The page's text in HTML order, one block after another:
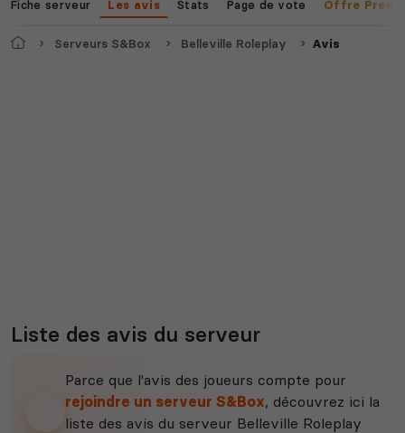
Fiche serveur Les avis Stats Page de vote Offre
AccueilServeurs S&Box Belleville Roleplay Avis
Liste des avis du serveur
Parce que l'avis des joueurs compte pour
rejoindre un serveur S&Box, découvrez ici la
liste des avis du serveur Belleville Roleplay